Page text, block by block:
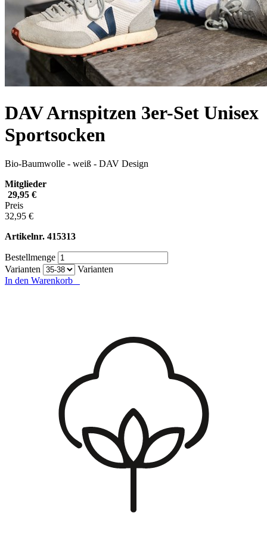
DAV Arnspitzen 3er-Set Unisex
Sportsocken
Bio-Baumwolle - weiß - DAV Design
Mitglieder
29,95 €
Preis
32,95 €
Artikelnr. 415313
Bestellmenge
Varianten
Varianten
In den Warenkorb